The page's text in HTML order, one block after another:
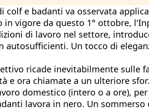
colf e badanti va osservata
vigore da questo 1° ottobre,
di lavoro nel settore,
autosufficienti. Un tocco di
ricade inevitabilmente sulle
e ora chiamate a un ulteriore
domestico (intero o a ore),
lavora in nero. Un